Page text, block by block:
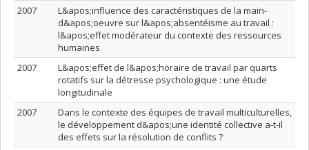
2007
L&apos;influence des caractéristiques de la main-
d&apos;oeuvre sur l&apos;absentéisme au travail :
l&apos;effet modérateur du contexte des ressources
humaines
2007
L&apos;effet de l&apos;horaire de travail par quarts
rotatifs sur la détresse psychologique : une étude
longitudinale
2007
Dans le contexte des équipes de travail multiculturelles,
le développement d&apos;une identité collective a-t-il
des effets sur la résolution de conflits ?